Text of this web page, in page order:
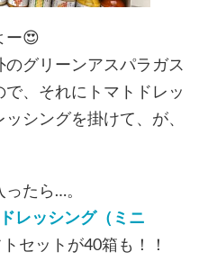
ー😍
グリーンアスパラガス
、それにトマトドレッ
シングを掛けて、が、
たら…。
レッシング（ミニ
セットが40箱も！！